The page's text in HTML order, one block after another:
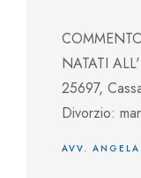
NATATI
25697,
Divorzio:
AVV.